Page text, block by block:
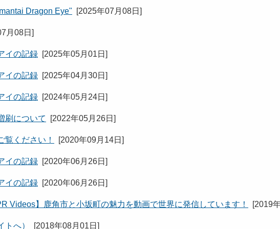
Dragon Eye" [2025年07月08日 ]
月08日 ]
イの記録 [2025年05月01日 ]
イの記録 [2025年04月30日 ]
イの記録 [2024年05月24日 ]
刷について [2022年05月26日 ]
覧ください！ [2020年09月14日 ]
イの記録 [2020年06月26日 ]
イの記録 [2020年06月26日 ]
Videos】鹿角市と小坂町の魅力を動画で世界に発信しています！ [2019
へ） [2018年08月01日 ]